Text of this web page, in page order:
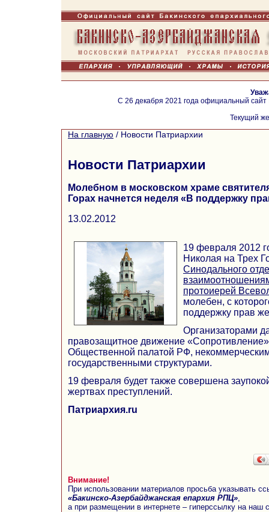
С 26 декабря 2021 года официальный
Текущий
На главную / Новости Патриархии
Новости Патриархии
Молебном в московском храме
Горах начнется неделя «В поддержку
13.02.2012
19 февраля 2012
Николая на Трех
Синодального
протоиерей
молебен, с
поддержку прав
Организаторами
правозащитное движение
Общественной палатой РФ,
государственными структурами.
19 февраля будет также совершена
жертвах преступлений.
Патриархия.ru
Внимание!
При использовании материалов просьба указывать
«Бакинско-Азербайджанская епархия РПЦ»
а при размещении в интернете – гиперссылку на наш